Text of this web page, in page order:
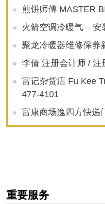
煎饼师傅 MASTER
火箭空调冷暖气 – 安
聚龙冷暖器维修保养
李倩 注册会计师 / 注
富记杂货店 Fu Kee
477-4101
富康商场逸四方快递
重要服务